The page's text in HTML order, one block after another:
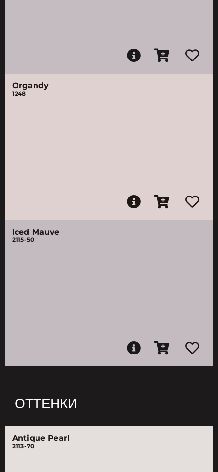
Organdy
1248
Iced Mauve
2115-50
ОТТЕНКИ
Antique Pearl
2113-70